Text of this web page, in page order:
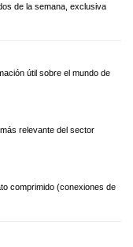
de la semana, exclusiva
útil sobre el mundo de
relevante del sector
comprimido (conexiones de